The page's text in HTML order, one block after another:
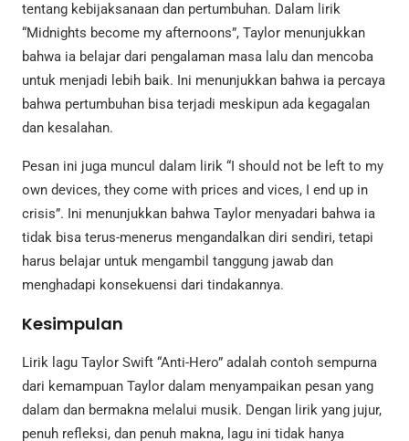
tentang kebijaksanaan dan pertumbuhan. Dalam lirik
“Midnights become my afternoons”, Taylor menunjukkan
bahwa ia belajar dari pengalaman masa lalu dan mencoba
untuk menjadi lebih baik. Ini menunjukkan bahwa ia percaya
bahwa pertumbuhan bisa terjadi meskipun ada kegagalan
dan kesalahan.
Pesan ini juga muncul dalam lirik “I should not be left to my
own devices, they come with prices and vices, I end up in
crisis”. Ini menunjukkan bahwa Taylor menyadari bahwa ia
tidak bisa terus-menerus mengandalkan diri sendiri, tetapi
harus belajar untuk mengambil tanggung jawab dan
menghadapi konsekuensi dari tindakannya.
Kesimpulan
Lirik lagu Taylor Swift “Anti-Hero” adalah contoh sempurna
dari kemampuan Taylor dalam menyampaikan pesan yang
dalam dan bermakna melalui musik. Dengan lirik yang jujur,
penuh refleksi, dan penuh makna, lagu ini tidak hanya